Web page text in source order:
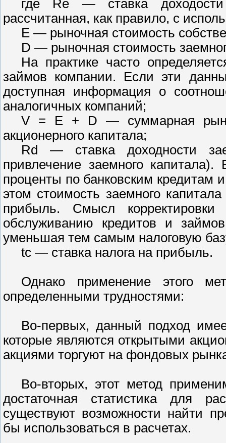
где Re — ставка доходости
рассчитанная, как правило, с
E — рыночная стоимость
D — рыночная стоимость
На практике часто
займов компании. Если эти
доступная информация о
аналогичных компаний;
V = E + D — суммарная
акционерного капитала;
Rd — ставка доходности
привлечение заемного капитала).
проценты по банковским кредитам
этом стоимость заемного
прибыль. Смысл
обслуживанию кредитов и
уменьшая тем самым налоговую
tc — ставка налога на прибыль.
Однако применение этого
определенными трудностями:
Во-первых, данный подход
которые являются открытыми
акциями торгуют на фондовых
Во-вторых, этот метод
достаточная статистика для
существуют возможности найти
бы использоваться в расчетах.